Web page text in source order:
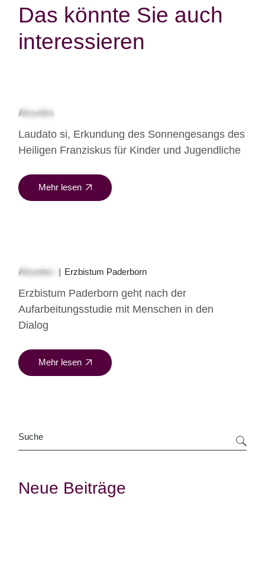
Das könnte Sie auch
interessieren
Apr.
Aktuelles
Laudato si, Erkundung des Sonnengesangs des
Heiligen Franziskus für Kinder und Jugendliche
Mehr lesen
März
Aktuelles Erzbistum Paderborn
Erzbistum Paderborn geht nach der
Aufarbeitungsstudie mit Menschen in den
Dialog
Mehr lesen
Neue Beiträge